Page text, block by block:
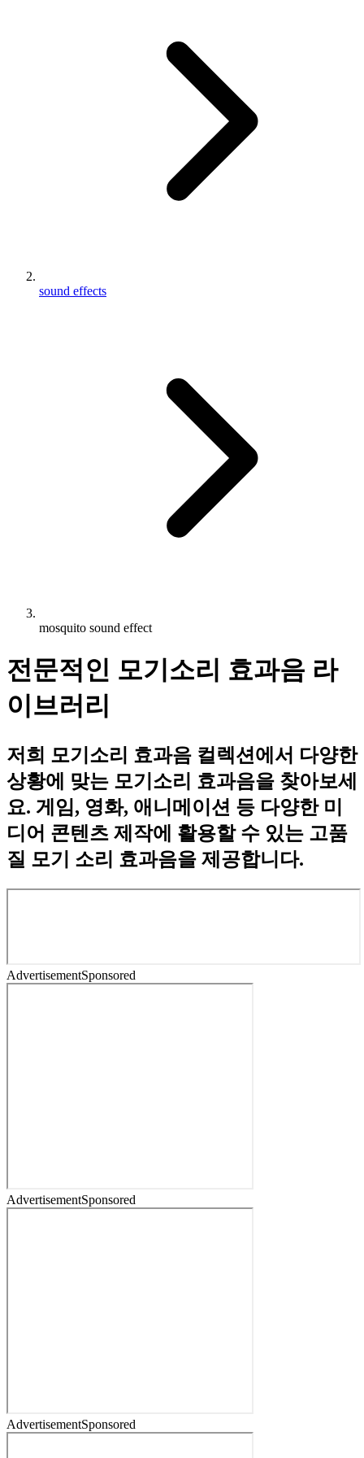
sound effects
mosquito sound effect
전문적인 모기소리 효과음 라
이브러리
저희 모기소리 효과음 컬렉션에서 다양한
상황에 맞는 모기소리 효과음을 찾아보세
요. 게임, 영화, 애니메이션 등 다양한 미
디어 콘텐츠 제작에 활용할 수 있는 고품
질 모기 소리 효과음을 제공합니다.
AdvertisementSponsored
AdvertisementSponsored
AdvertisementSponsored